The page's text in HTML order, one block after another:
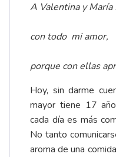
A Valentina y María
con todo mi amor,
porque con ellas
Hoy, sin darme
mayor tiene 17
cada día es más
No tanto
aroma de una